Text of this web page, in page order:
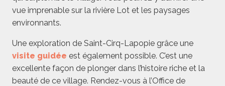
vue imprenable sur la rivière Lot et les paysages
environnants.
Une exploration de Saint-Cirq-Lapopie grâce une
visite guidée est également possible. C’est une
excellente façon de plonger dans l’histoire riche et la
beauté de ce village. Rendez-vous à l’Office de